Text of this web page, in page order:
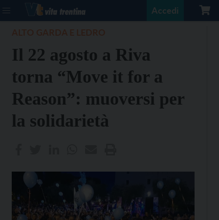
Accedi
Il 22 agosto a Riva
torna “Move it for a
Reason”: muoversi per
la solidarietà